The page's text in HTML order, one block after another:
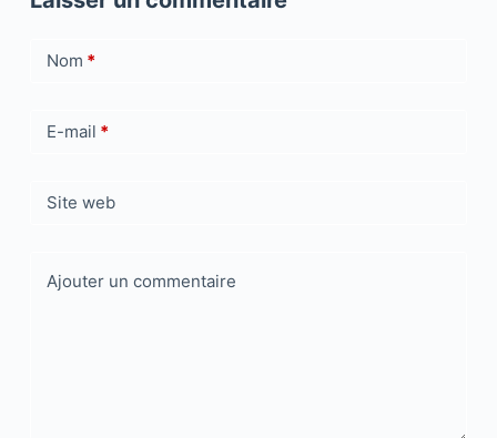
Nom *
E-mail *
Site web
Ajouter un commentaire